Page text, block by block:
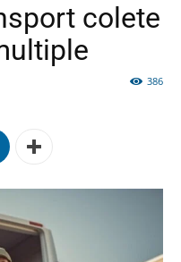
colete
386